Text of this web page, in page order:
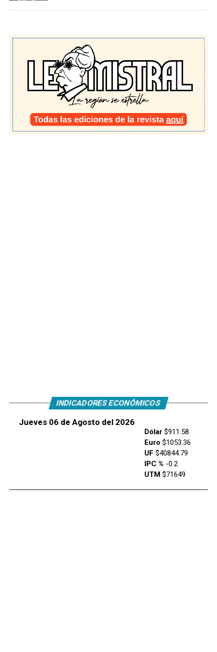
INDICADORES ECONÓMICOS
Jueves 06 de Agosto del 2026
Dólar$911.58
Euro $1053.36
UF $40844.79
IPC % -0.2
UTM$71649